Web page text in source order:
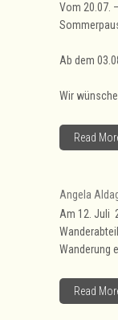
Vom 20.07.
Ab dem
Wir
Read
Angela
Am 12. Juli
Wanderung
Read